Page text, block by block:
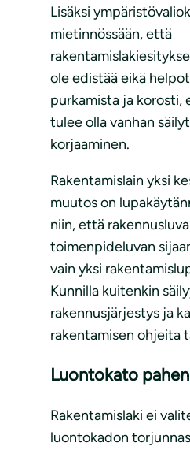
Lisäksi
mietinnössään, että
ole edistää eikä
purkamista ja korosti,
tulee olla vanhan
korjaaminen.
Rakentamislain yksi
muutos on
niin, että
toimenpideluvan
vain yksi
Kunnilla kuitenkin
rakennusjärjestys ja
rakentamisen ohjeita
Luontokato
Rakentamislaki ei
luontokadon